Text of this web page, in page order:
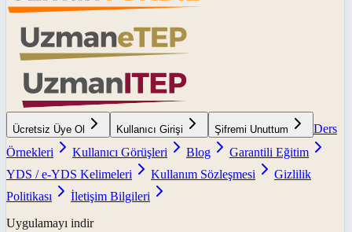
Ücretsiz Üye Ol Kullanıcı Girişi Şifremi Unuttum
Ders
Örnekleri
Kullanıcı Görüşleri Blog
Garantili Eğitim
YDS / e-YDS Kelimeleri
Kullanım Sözleşmesi
Gizlilik
Politikası
İletişim Bilgileri
Uygulamayı indir